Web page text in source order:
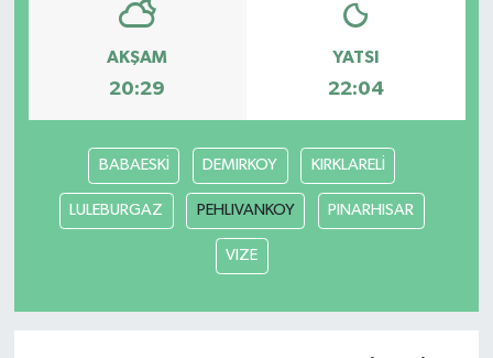
AKŞAM
20:29
YATSI
22:04
BABAESKİ DEMIRKOY KIRKLARELİ
LULEBURGAZ PEHLIVANKOY PINARHISAR
VIZE